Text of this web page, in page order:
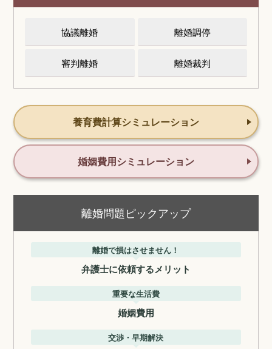
協議離婚 離婚調停
審判離婚 離婚裁判
養育費計算シミュレーション
婚姻費用シミュレーション
離婚問題ピックアップ
離婚で損はさせません！
弁護士に依頼するメリット
重要な生活費
婚姻費用
交渉・早期解決